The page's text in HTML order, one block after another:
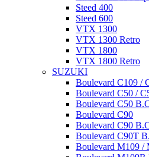
Steed 400
Steed 600
VTX 1300
VTX 1300 Retro
VTX 1800
VTX 1800 Retro
SUZUKI
Boulevard C109 /
Boulevard C50 /
Boulevard C50
Boulevard C90
Boulevard C90
Boulevard C90T
Boulevard M109 /